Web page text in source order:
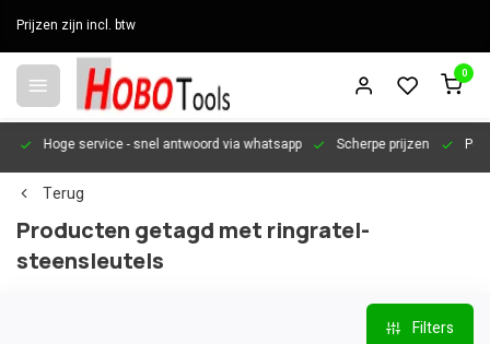
Prijzen zijn incl. btw
0
Hoge service- snel antwoord via whatsapp Scherpe prijzen
Terug
Producten getagd met ringratel-
steensleutels
Filters